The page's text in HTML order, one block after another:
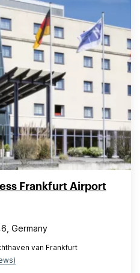
Frankfurt Airport
Germany
van Frankfurt